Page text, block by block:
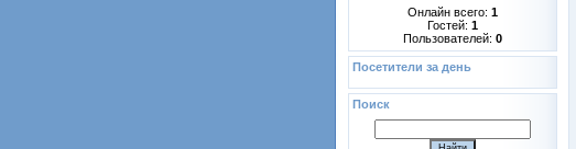
Онлайн всего: 1
Гостей: 1
Пользователей: 0
Посетители за день
Поиск